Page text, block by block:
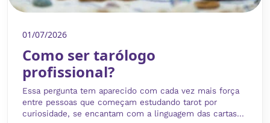
01/07/2026
Como ser tarólogo
profissional?
Essa pergunta tem aparecido com cada vez mais força
entre pessoas que começam estudando tarot por
curiosidade, se encantam com a linguagem das cartas...